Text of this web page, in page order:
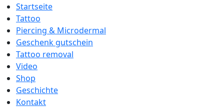
Startseite
Tattoo
Piercing & Microdermal
Geschenk gutschein
Tattoo removal
Video
Shop
Geschichte
Kontakt